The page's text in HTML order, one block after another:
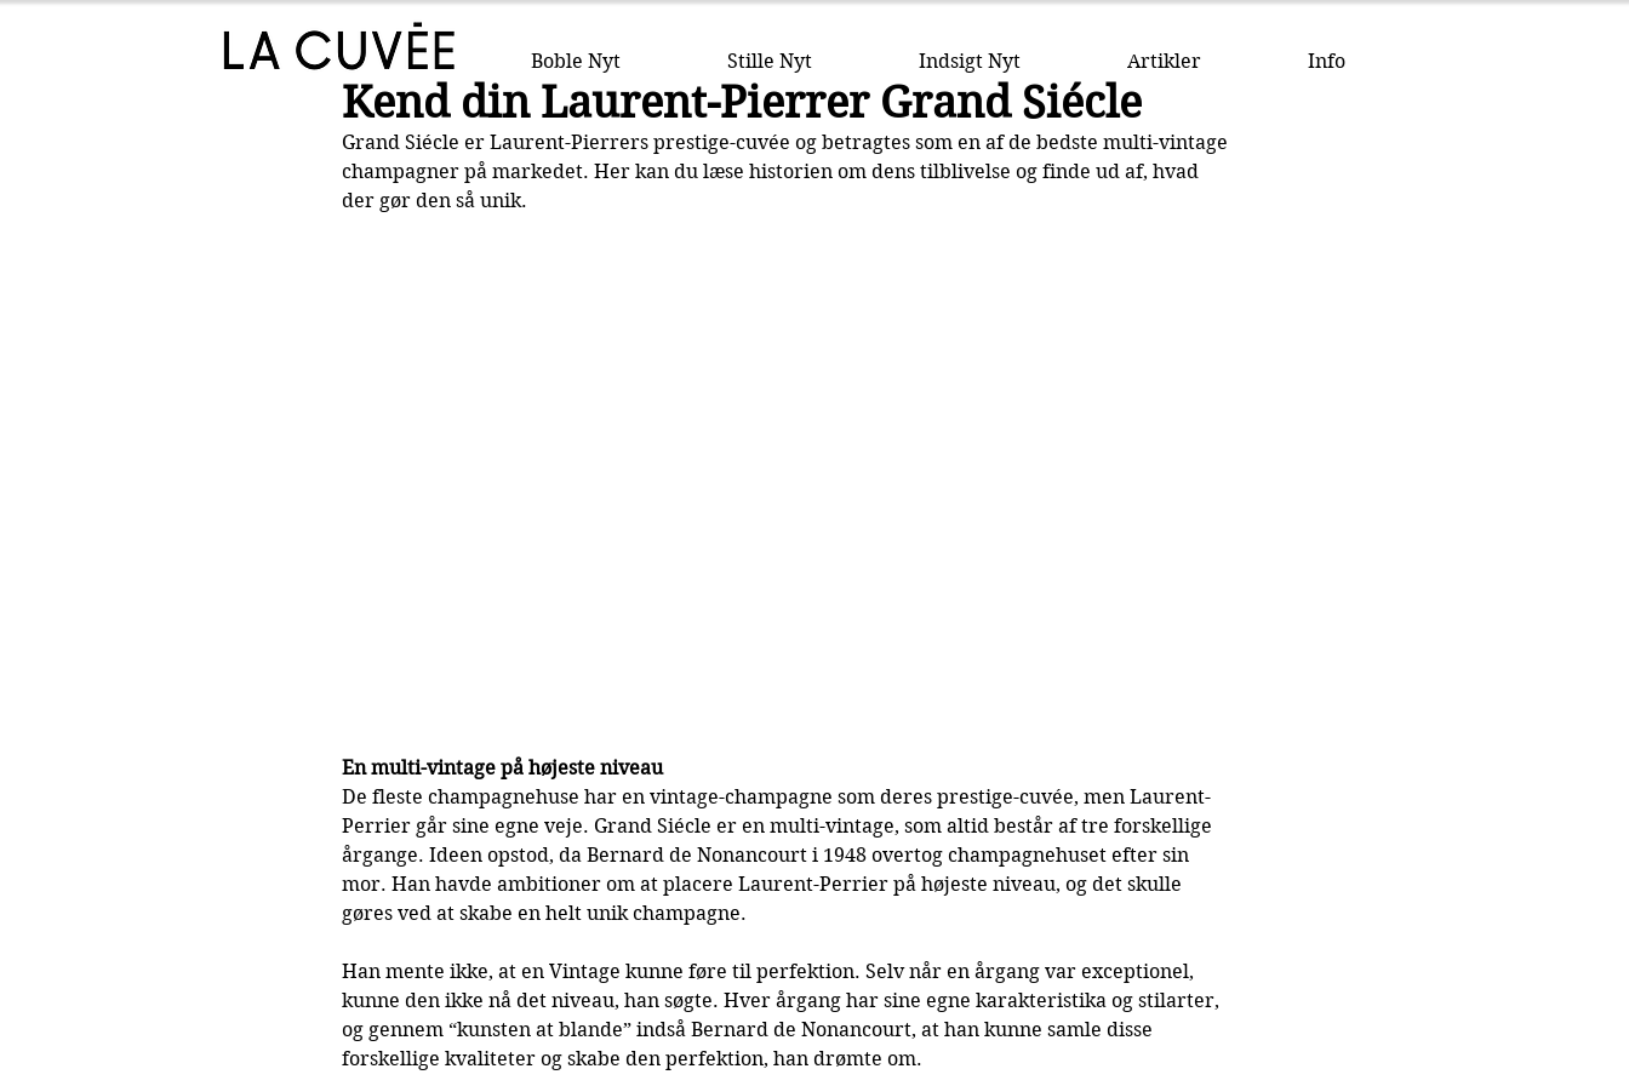
Boble Nyt Stille Nyt Indsigt Nyt Artikler Info
Kend din Laurent-Pierrer Grand Siécle
Grand Siécle er Laurent-Pierrers prestige-cuvée og betragtes som en af de bedste multi-vintage
champagner på markedet. Her kan du læse historien om dens tilblivelse og finde ud af, hvad
der gør den så unik.
En multi-vintage på højeste niveau
De fleste champagnehuse har en vintage-champagne som deres prestige-cuvée, men Laurent-
Perrier går sine egne veje. Grand Siécle er en multi-vintage, som altid består af tre forskellige
årgange. Ideen opstod, da Bernard de Nonancourt i 1948 overtog champagnehuset efter sin
mor. Han havde ambitioner om at placere Laurent-Perrier på højeste niveau, og det skulle
gøres ved at skabe en helt unik champagne.
Han mente ikke, at en Vintage kunne føre til perfektion. Selv når en årgang var exceptionel,
kunne den ikke nå det niveau, han søgte. Hver årgang har sine egne karakteristika og stilarter,
og gennem “kunsten at blande” indså Bernard de Nonancourt, at han kunne samle disse
forskellige kvaliteter og skabe den perfektion, han drømte om.